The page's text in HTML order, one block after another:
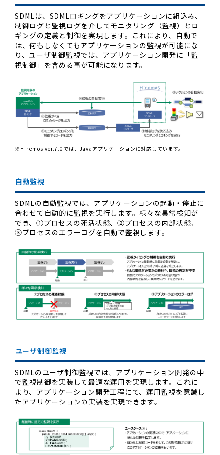
SDMLは、SDMLロギングをアプリケーションに組込み、
制御ログと監視ログを介してモニタリング（監視）とロ
ギングの定義と制御を実現します。これにより、自動で
は、何もしなくてもアプリケーションの監視が可能にな
り、ユーザ制御監視では、アプリケーション開発に「監
視制御」を含める事が可能になります。
※Hinemos ver.7.0では、Javaアプリケーションに対応しています。
自動監視
SDMLの自動監視では、アプリケーションの起動・停止に
合わせて自動的に監視を実行します。様々な異常検知が
でき、①プロセスの死活状態、②プロセスの内部状態、
③プロセスのエラーログを自動で監視します。
ユーザ制御監視
SDMLのユーザ制御監視では、アプリケーション開発の中
で監視制御を実装して最適な運用を実現します。これに
より、アプリケーション開発工程にて、運用監視を意識し
たアプリケーションの実装を実現できます。